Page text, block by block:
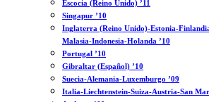
Escocia (Reino Unido) ’11
Singapur ’10
Inglaterra (Reino Unido)-Estonia-
Malasia-Indonesia-Holanda ’10
Portugal ’10
Gibraltar (Español) ’10
Suecia-Alemania-Luxemburgo ’09
Italia-Liechtenstein-Suiza-Austria-San